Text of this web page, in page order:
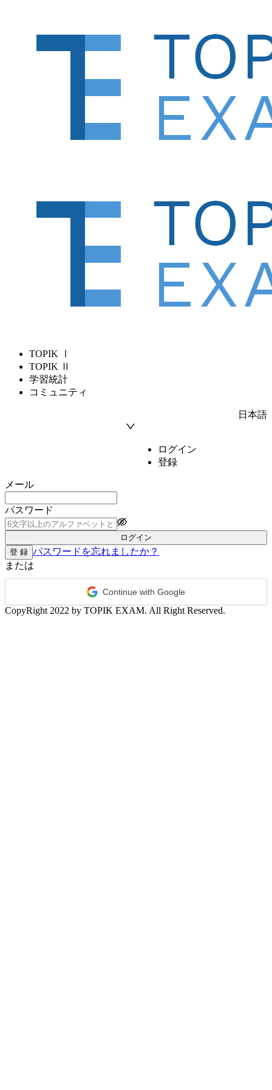
TOPIK Ⅰ
TOPIK Ⅱ
学習統計
コミュニティ
日本語
ログイン
登録
メール
パスワード
ログイン
登 録 パスワードを忘れましたか？
または
Continue with Google
CopyRight 2022 by TOPIK EXAM. All Right Reserved.